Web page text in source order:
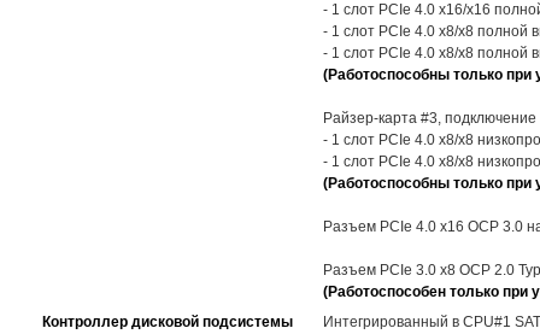
- 1 слот PCIe 4.0 x16/x16
- 1 слот PCIe 4.0 x8/x8 полной
- 1 слот PCIe 4.0 x8/x8 полной
(Работоспособны только при
Райзер-карта #3, подключение
- 1 слот PCIe 4.0 x8/x8
- 1 слот PCIe 4.0 x8/x8
(Работоспособны только при
Разъем PCIe 4.0 x16 OCP 3.0
Разъем PCIe 3.0 x8 OCP 2.0
(Работоспособен только при
Контроллер дисковой подсистемы
Интегрированный в CPU#1